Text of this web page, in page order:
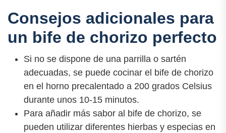
Consejos adicionales para
un bife de chorizo perfecto
Si no se dispone de una parrilla o sartén
adecuadas, se puede cocinar el bife de chorizo
en el horno precalentado a 200 grados Celsius
durante unos 10-15 minutos.
Para añadir más sabor al bife de chorizo, se
pueden utilizar diferentes hierbas y especias en